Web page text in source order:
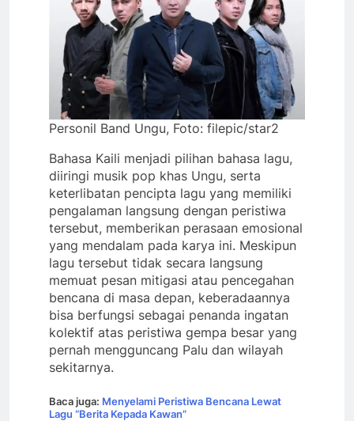
Personil Band Ungu, Foto: filepic/star2
Bahasa Kaili menjadi pilihan bahasa lagu,
diiringi musik pop khas Ungu, serta
keterlibatan pencipta lagu yang memiliki
pengalaman langsung dengan peristiwa
tersebut, memberikan perasaan emosional
yang mendalam pada karya ini. Meskipun
lagu tersebut tidak secara langsung
memuat pesan mitigasi atau pencegahan
bencana di masa depan, keberadaannya
bisa berfungsi sebagai penanda ingatan
kolektif atas peristiwa gempa besar yang
pernah mengguncang Palu dan wilayah
sekitarnya.
Baca juga: Menyelami Peristiwa Bencana Lewat
Lagu “Berita Kepada Kawan”